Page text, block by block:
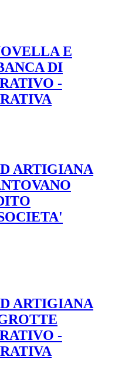
E
DI
-
ARTIGIANA
ARTIGIANA
-